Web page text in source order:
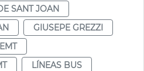
SANT JOAN
GIUSEPE GREZZI
LÍNEAS BUS